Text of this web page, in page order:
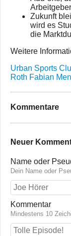
Zukunft
wird es
die
Weitere
Urban Sports
Roth Fabian
Kommentare
Neuer
Name oder
Dein Name oder
Kommentar
Mindestens 10